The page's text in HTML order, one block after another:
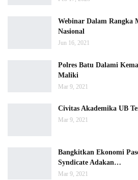
Webinar Dalam Rangka
Nasional
Jun 16, 2021
Polres Batu Dalami
Maliki
Mar 9, 2021
Civitas Akademika UB
Mar 9, 2021
Bangkitkan Ekonomi
Syndicate Adakan…
Mar 9, 2021